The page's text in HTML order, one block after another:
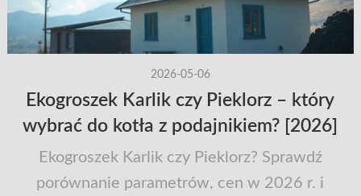
2026-05-06
Ekogroszek Karlik czy Pieklorz – który
wybrać do kotła z podajnikiem? [2026]
Ekogroszek Karlik czy Pieklorz? Sprawdź
porównanie parametrów, cen w 2026 r. i